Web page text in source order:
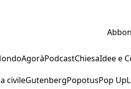
AgoràPodcastChiesaIdee e
civileGutenbergPopotusPop Up